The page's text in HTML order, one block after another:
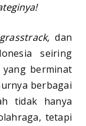
dan
seiring
berminat
berbagai
tidak hanya
tetapi